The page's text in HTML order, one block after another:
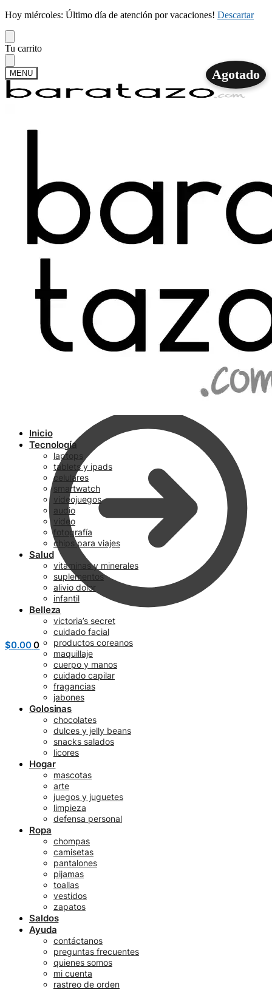
Hoy miércoles: Último día de atención por vacaciones! Descartar
Skip
to
navigation
Skip
to
content
Tu carrito
MENU
Mi cuenta
$0.00 0
Inicio
Tecnología
laptops
tablets y ipads
celulares
smartwatch
videojuegos
audio
video
fotografía
chips para viajes
Salud
vitaminas y minerales
suplementos
alivio dolor
infantil
Belleza
victoria’s secret
cuidado facial
productos coreanos
maquillaje
cuerpo y manos
cuidado capilar
fragancias
jabones
Golosinas
chocolates
dulces y jelly beans
snacks salados
licores
Hogar
mascotas
arte
juegos y juguetes
limpieza
defensa personal
Ropa
chompas
camisetas
pantalones
pijamas
toallas
vestidos
zapatos
Saldos
Ayuda
contáctanos
preguntas frecuentes
quienes somos
mi cuenta
rastreo de orden
Agotado